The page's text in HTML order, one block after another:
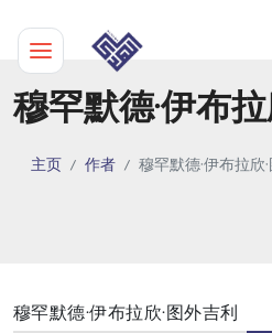
穆罕默德·伊布
主页 作者 穆罕默德·伊布拉欣
穆罕默德·伊布拉欣·图外吉利